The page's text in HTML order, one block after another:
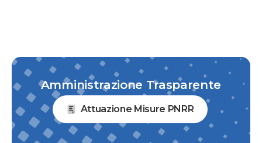
Amministrazione Trasparente
Attuazione Misure PNRR